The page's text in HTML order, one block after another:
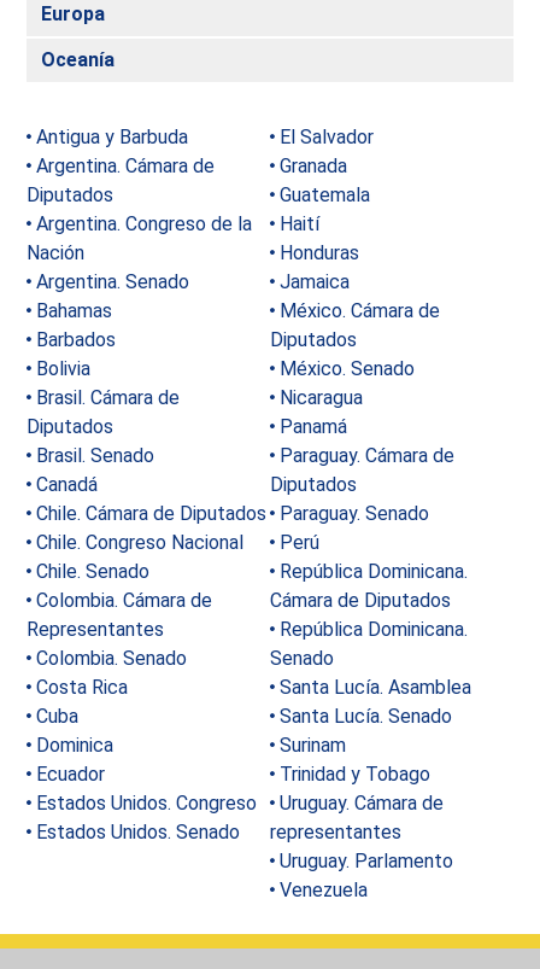
Europa
Oceanía
Antigua y Barbuda
Argentina. Cámara de
Diputados
Argentina. Congreso de la
Nación
Argentina. Senado
Bahamas
Barbados
Bolivia
Brasil. Cámara de
Diputados
Brasil. Senado
Canadá
Chile. Cámara de Diputados
Chile. Congreso Nacional
Chile. Senado
Colombia. Cámara de
Representantes
Colombia. Senado
Costa Rica
Cuba
Dominica
Ecuador
Estados Unidos. Congreso
Estados Unidos. Senado
El Salvador
Granada
Guatemala
Haití
Honduras
Jamaica
México. Cámara de
Diputados
México. Senado
Nicaragua
Panamá
Paraguay. Cámara de
Diputados
Paraguay. Senado
Perú
República Dominicana.
Cámara de Diputados​​​​​​​
República Dominicana.
Senado
Santa Lucía. Asamblea​​​​​​​
Santa Lucía. Senado
Surinam
Trinidad y Tobago​​​​​​​
Uruguay. Cámara de
representantes
Uruguay. Parlamento
Venezuela